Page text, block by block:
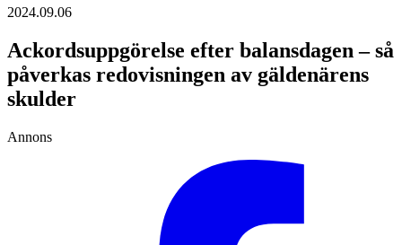
2024.09.06
Ackordsuppgörelse efter balansdagen – så
påverkas redovisningen av gäldenärens
skulder
Annons